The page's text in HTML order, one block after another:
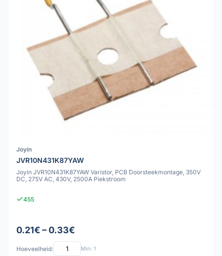
Joyin
JVR10N431K87YAW
Joyin JVR10N431K87YAW Varistor, PCB Doorsteekmontage, 350V
DC, 275V AC, 430V, 2500A Piekstroom
455
0.21€ – 0.33€
Hoeveelheid: Min: 1